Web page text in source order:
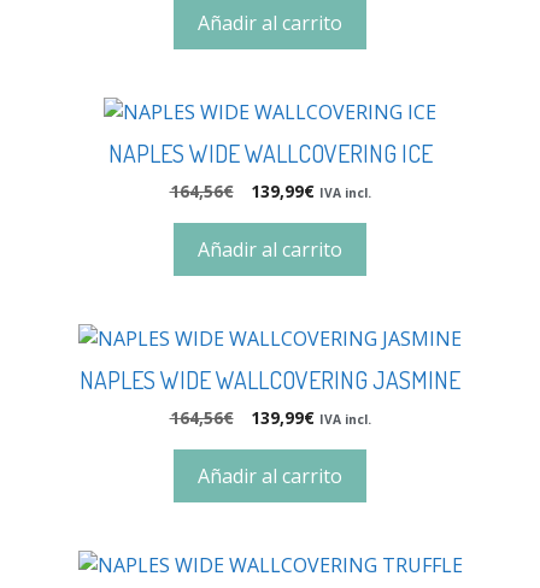
Añadir al carrito
NAPLES WIDE WALLCOVERING ICE
164,56€ 139,99€ IVA incl.
Añadir al carrito
NAPLES WIDE WALLCOVERING JASMINE
164,56€ 139,99€ IVA incl.
Añadir al carrito